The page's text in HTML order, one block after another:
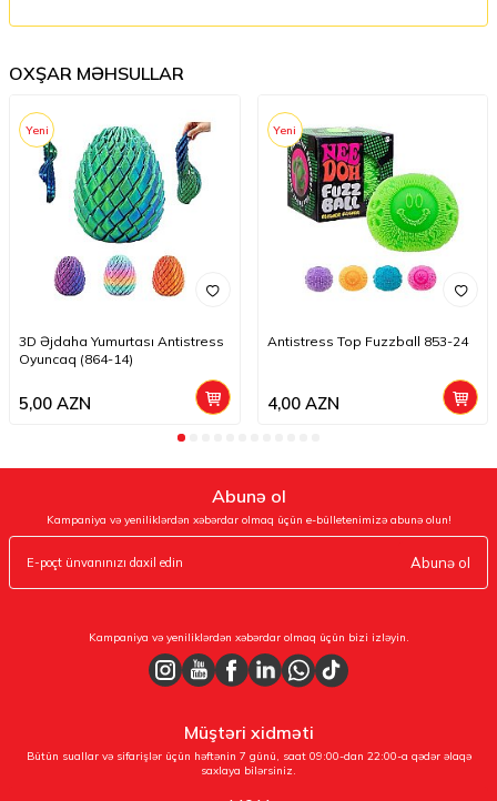
OXŞAR MƏHSULLAR
Yeni
3D Əjdaha Yumurtası Antistress
Oyuncaq (864-14)
5,00 AZN
Yeni
Antistress Top Fuzzball 853-24
4,00AZN
Abunə ol
Kampaniya və yeniliklərdən xəbərdar olmaq üçün e-bülletenimizə abunə olun!
Abunə ol
Kampaniya və yeniliklərdən xəbərdar olmaq üçün bizi izləyin.
Müştəri xidməti
Bütün suallar və sifarişlər üçün həftənin 7 günü, saat 09:00-dan 22:00-a qədər əlaqə
saxlaya bilərsiniz.